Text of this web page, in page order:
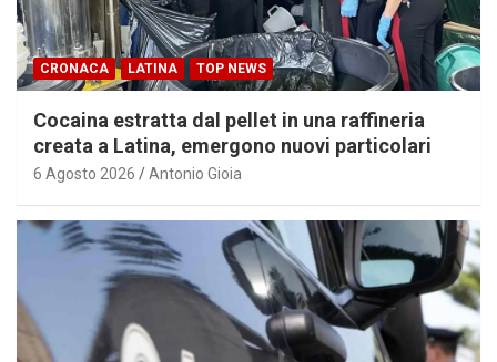
CRONACA LATINA TOP NEWS
Cocaina estratta dal pellet in una raffineria
creata a Latina, emergono nuovi particolari
6 Agosto 2026 Antonio Gioia